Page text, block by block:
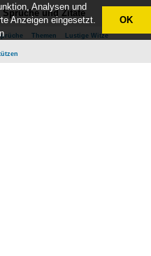
und Zitate
Themen Lustige Witze
Analysen und
Anzeigen eingesetzt.
OK